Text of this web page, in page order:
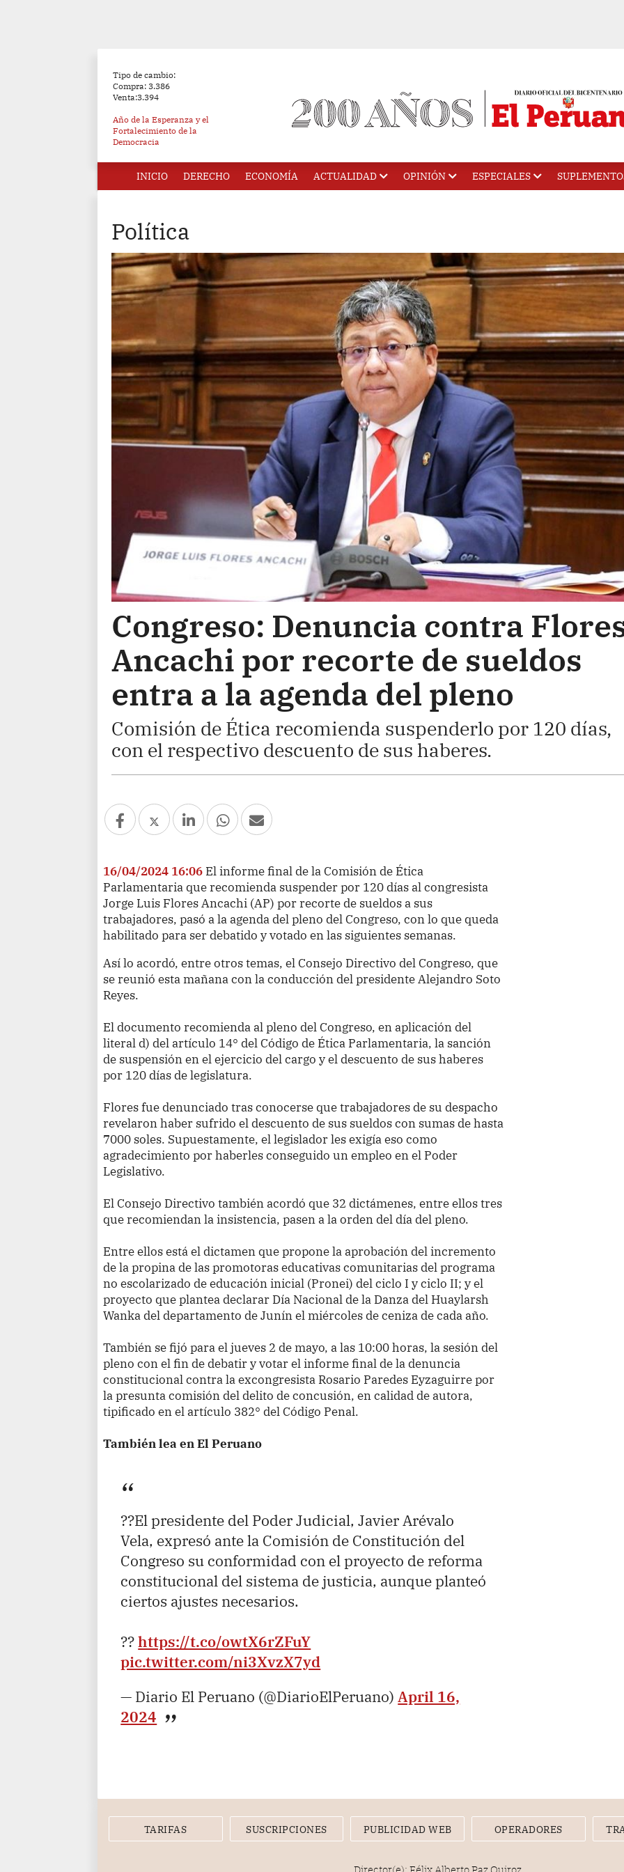
Tipo de cambio:
Compra: 3.386
Venta:3.394
Año de la Esperanza y el
Fortalecimiento de la
Democracia
INICIO DERECHO ECONOMÍA ACTUALIDAD OPINIÓN ESPECIALES
Política
Congreso: Denuncia contra
Ancachi por recorte de sueldos
entra a la agenda del pleno
Comisión de Ética recomienda suspenderlo por 120 días,
con el respectivo descuento de sus haberes.
16/04/2024 16:06 El informe final de la Comisión de Ética
Parlamentaria que recomienda suspender por 120 días al congresista
Jorge Luis Flores Ancachi (AP) por recorte de sueldos a sus
trabajadores, pasó a la agenda del pleno del Congreso, con lo que queda
habilitado para ser debatido y votado en las siguientes semanas.
Así lo acordó, entre otros temas, el Consejo Directivo del Congreso, que
se reunió esta mañana con la conducción del presidente Alejandro Soto
Reyes.
El documento recomienda al pleno del Congreso, en aplicación del
literal d) del artículo 14° del Código de Ética Parlamentaria, la sanción
de suspensión en el ejercicio del cargo y el descuento de sus haberes
por 120 días de legislatura.
Flores fue denunciado tras conocerse que trabajadores de su despacho
revelaron haber sufrido el descuento de sus sueldos con sumas de hasta
7000 soles. Supuestamente, el legislador les exigía eso como
agradecimiento por haberles conseguido un empleo en el Poder
Legislativo.
El Consejo Directivo también acordó que 32 dictámenes, entre ellos tres
que recomiendan la insistencia, pasen a la orden del día del pleno.
Entre ellos está el dictamen que propone la aprobación del incremento
de la propina de las promotoras educativas comunitarias del programa
no escolarizado de educación inicial (Pronei) del ciclo I y ciclo II; y el
proyecto que plantea declarar Día Nacional de la Danza del Huaylarsh
Wanka del departamento de Junín el miércoles de ceniza de cada año.
También se fijó para el jueves 2 de mayo, a las 10:00 horas, la sesión del
pleno con el fin de debatir y votar el informe final de la denuncia
constitucional contra la excongresista Rosario Paredes Eyzaguirre por
la presunta comisión del delito de concusión, en calidad de autora,
tipificado en el artículo 382° del Código Penal.
También lea en El Peruano
??El presidente del Poder Judicial, Javier Arévalo
Vela, expresó ante la Comisión de Constitución del
Congreso su conformidad con el proyecto de reforma
constitucional del sistema de justicia, aunque planteó
ciertos ajustes necesarios.
??https://t.co/owtX6rZFuY
pic.twitter.com/ni3XvzX7yd
— Diario El Peruano (@DiarioElPeruano)April 16,
2024
TARIFAS SUSCRIPCIONES PUBLICIDAD WEB OPERADORES